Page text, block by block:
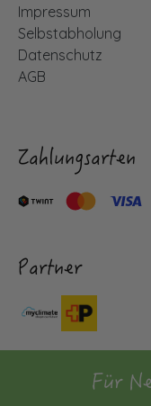
Impressum
Selbstabholung
Datenschutz
AGB
Zahlungsarten
Partner
Für